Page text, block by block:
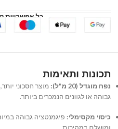
כל אפשרויות
תכונות ותאימות
נפח מוגדל (20 מ"ל):
מוצר חסכוני
גבוהה או לגוונים הנמכרים ביותר.
כיסוי מקסימלי: פיגמנטציה גבוהה
ומושלם במהירות.